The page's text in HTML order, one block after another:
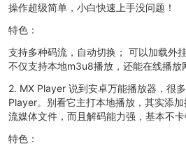
操作超级简单，小白快速上手没问题！
特色：
支持多种码流，自动切换； 可以加载外
不仅支持本地m3u8播放，还能在线播放
2. MX Player 说到安卓万能播放器，很
Player。别看它主打本地播放，其实添
流媒体文件，而且解码能力强，基本不卡
特色：